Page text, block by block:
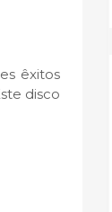
êxitos
disco